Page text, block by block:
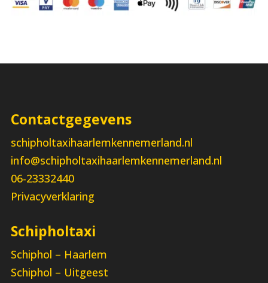
Contactgegevens
schipholtaxihaarlemkennemerland.nl
info@schipholtaxihaarlemkennemerland.nl
06-23332440
Privacyverklaring
Schipholtaxi
Schiphol – Haarlem
Schiphol – Uitgeest